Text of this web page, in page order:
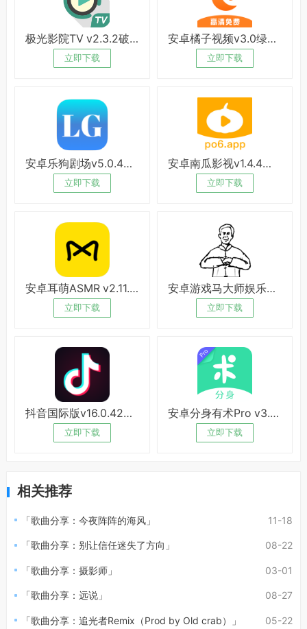
极光影院TV v2.3.2破解版
立即下载
安卓橘子视频v3.0绿化版
立即下载
安卓乐狗剧场v5.0.4绿化版
立即下载
安卓南瓜影视v1.4.4破解版
立即下载
安卓耳萌ASMR v2.11.8绿化版
立即下载
安卓游戏马大师娱乐解压
立即下载
抖音国际版v16.0.42绿化版
立即下载
安卓分身有术Pro v3.54破解版
立即下载
相关推荐
11-18
「歌曲分享：今夜阵阵的海风」
08-22
「歌曲分享：别让信任迷失了方向」
03-01
「歌曲分享：摄影师」
08-27
「歌曲分享：远说」
05-22
「歌曲分享：追光者Remix（Prod by Old crab）」